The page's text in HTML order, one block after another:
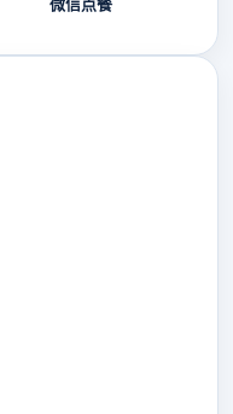
微信点餐